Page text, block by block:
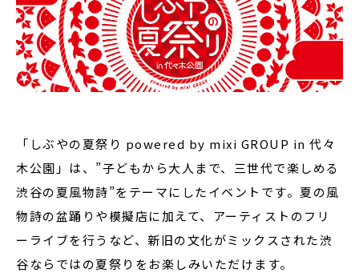
「しぶやの夏祭り powered by mixi GROUP in 代々
木公園」は、”子どもから大人まで、三世代で楽しめる
渋谷の夏風物詩”をテーマにしたイベントです。夏の風
物詩の盆踊りや模擬店に加えて、アーティストのフリ
ーライブを行うなど、新旧の文化がミックスされた渋
谷ならではの夏祭りをお楽しみいただけます。